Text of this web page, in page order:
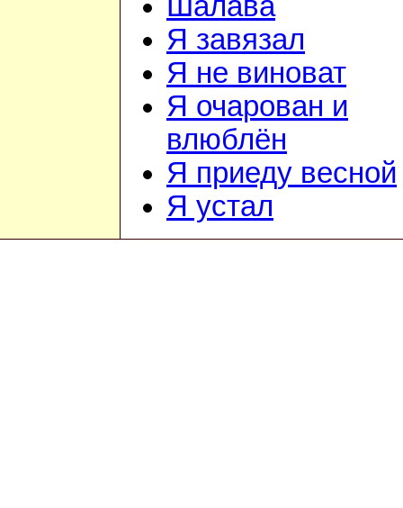
Шалава
Я завязал
Я не виноват
Я очарован и
влюблён
Я приеду весной
Я устал